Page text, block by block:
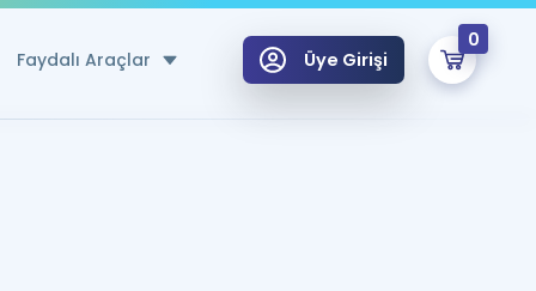
Faydalı Araçlar Üye Girişi
0